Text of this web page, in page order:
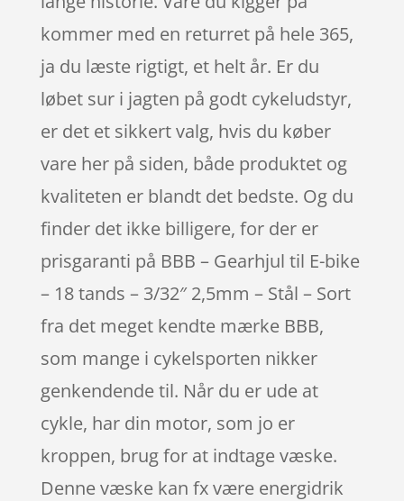
kommer med en returret på hele 365,
ja du læste rigtigt, et helt år. Er du
løbet sur i jagten på godt cykeludstyr,
er det et sikkert valg, hvis du køber
vare her på siden, både produktet og
kvaliteten er blandt det bedste. Og du
finder det ikke billigere, for der er
prisgaranti på BBB – Gearhjul til E-bike
– 18 tands – 3/32″ 2,5mm – Stål – Sort
fra det meget kendte mærke BBB,
som mange i cykelsporten nikker
genkendende til. Når du er ude at
cykle, har din motor, som jo er
kroppen, brug for at indtage væske.
Denne væske kan fx være energidrik